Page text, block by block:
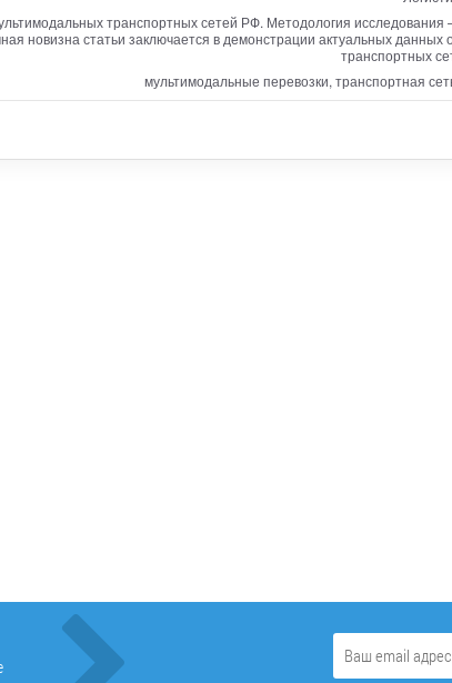
транспортных сетей РФ. Методология
новизна статьи заключается в демонстрации актуальных данных
транспортных
мультимодальные перевозки, транспортная